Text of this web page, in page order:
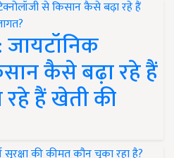
कैसे बढ़ा रहे हैं
रहे हैं खेती की